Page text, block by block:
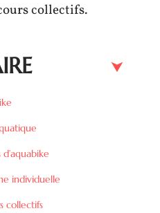
collectifs.
individuelle
collectifs